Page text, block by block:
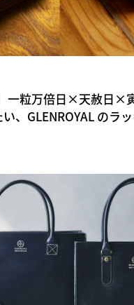
一粒万倍日×天赦日×
、GLENROYAL のラ